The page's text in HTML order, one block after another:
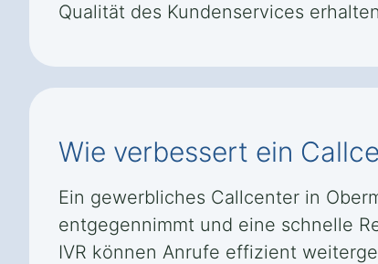
Qualität des Kundenservices
Wie verbessert ein
Ein gewerbliches Callcenter in
entgegennimmt und eine schnelle
IVR können Anrufe effizient